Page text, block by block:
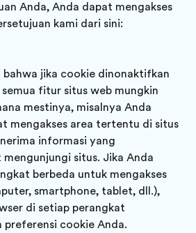
Anda, Anda dapat mengakses
kami dari sini:
bahwa jika cookie dinonaktifkan
fitur situs web mungkin
mestinya, misalnya Anda
mengakses area tertentu di situs
informasi yang
mengunjungi situs. Jika Anda
berbeda untuk mengakses
smartphone, tablet, dll.),
di setiap perangkat
preferensi cookie Anda.